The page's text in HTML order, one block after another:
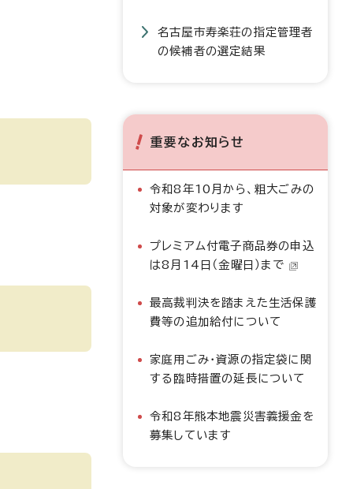
名古屋市寿楽荘の指定管理者
の候補者の選定結果
重要なお知らせ
令和8年10月から、粗大ごみの
対象が変わります
プレミアム付電子商品券の申込
は8月14日（金曜日）まで
最高裁判決を踏まえた生活保護
費等の追加給付について
家庭用ごみ・資源の指定袋に関
する臨時措置の延長について
令和8年熊本地震災害義援金を
募集しています